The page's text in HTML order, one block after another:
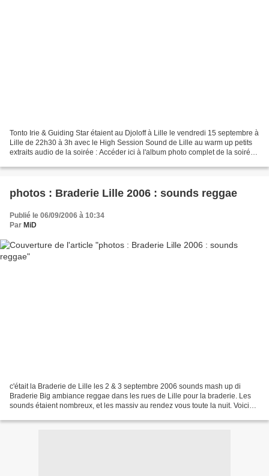
Tonto Irie & Guiding Star étaient au Djoloff à Lille le vendredi 15 septembre à
Lille de 22h30 à 3h avec le High Session Sound de Lille au warm up petits
extraits audio de la soirée : Accéder ici à l'album photo complet de la soirée
photos : Braderie Lille 2006 : sounds reggae
Publié le 06/09/2006 à 10:34
Par MiD
c'était la Braderie de Lille les 2 & 3 septembre 2006 sounds mash up di
Braderie Big ambiance reggae dans les rues de Lille pour la braderie. Les
sounds étaient nombreux, et les massiv au rendez vous toute la nuit. Voici